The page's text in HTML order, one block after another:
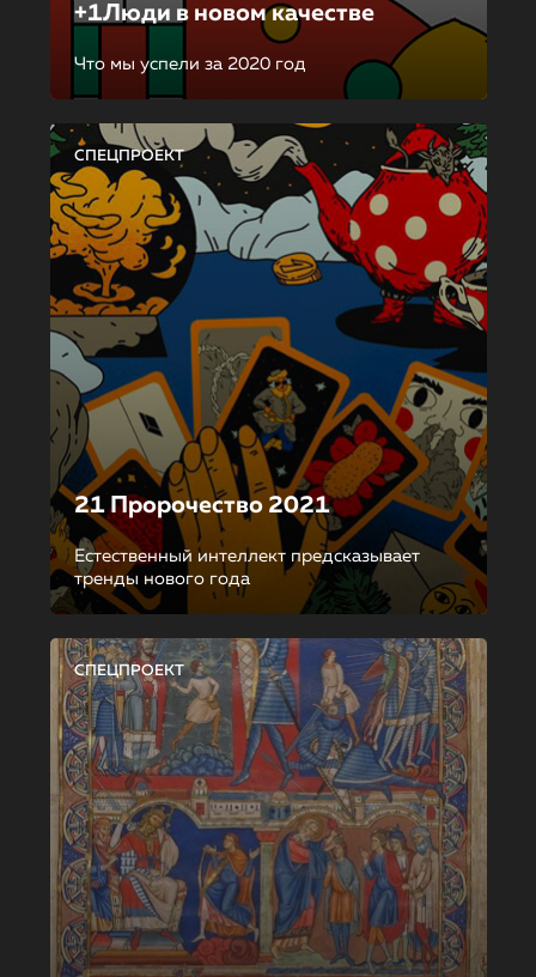
+1Люди в новом качестве
Что мы успели за 2020 год
СПЕЦПРОЕКТ
21 Пророчество 2021
Естественный интеллект предсказывает
тренды нового года
СПЕЦПРОЕКТ